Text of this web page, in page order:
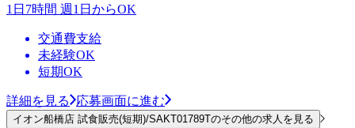
1日7時間 週1日からOK
交通費支給
未経験OK
短期OK
詳細を見る 応募画面に進む
イオン船橋店 試食販売(短期)/SAKT01789Tのその他の求人を見る